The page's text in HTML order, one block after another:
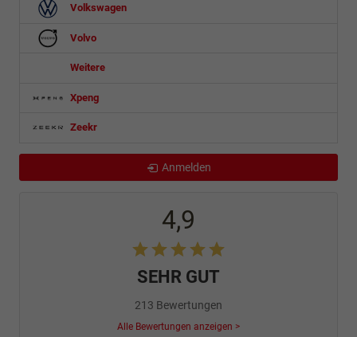
Volkswagen
Volvo
Weitere
Xpeng
Zeekr
Anmelden
4,9
SEHR GUT
213 Bewertungen
Alle Bewertungen anzeigen >